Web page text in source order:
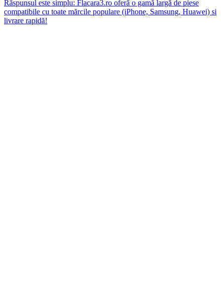
Răspunsul este simplu: Flacara3.ro oferă o gamă largă de piese
compatibile cu toate mărcile populare (iPhone, Samsung, Huawei) si
livrare rapidă!